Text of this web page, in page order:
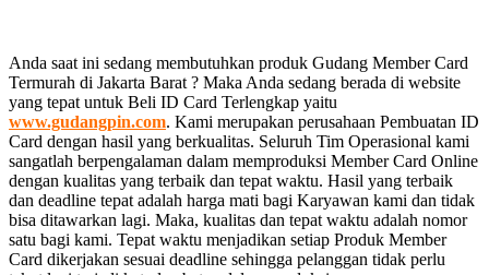
Anda saat ini sedang membutuhkan produk Gudang Member Card
Termurah di Jakarta Barat ? Maka Anda sedang berada di website
yang tepat untuk Beli ID Card Terlengkap yaitu
www.gudangpin.com. Kami merupakan perusahaan Pembuatan ID
Card dengan hasil yang berkualitas. Seluruh Tim Operasional kami
sangatlah berpengalaman dalam memproduksi Member Card Online
dengan kualitas yang terbaik dan tepat waktu. Hasil yang terbaik
dan deadline tepat adalah harga mati bagi Karyawan kami dan tidak
bisa ditawarkan lagi. Maka, kualitas dan tepat waktu adalah nomor
satu bagi kami. Tepat waktu menjadikan setiap Produk Member
Card dikerjakan sesuai deadline sehingga pelanggan tidak perlu